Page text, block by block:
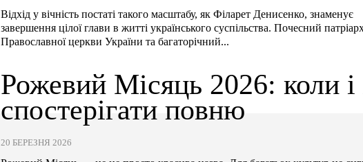
Відхід у вічність постаті такого масштабу, як Філарет Денисенко, знаменує
завершення цілої глави в житті українського суспільства. Почесний
Православної церкви України та багаторічний...
Рожевий Місяць 2026: коли і
спостерігати повню
20 БЕРЕЗНЯ 2026